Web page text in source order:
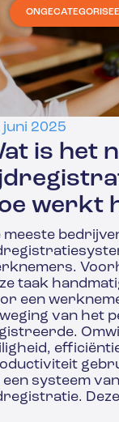
juni 2025
is het
werkt
meeste
taak
een
van het
een systeem van